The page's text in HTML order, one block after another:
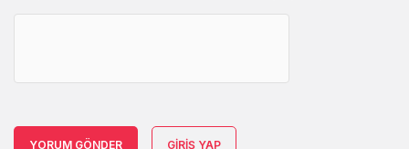
YORUM GÖNDER GIRIŞ YAP